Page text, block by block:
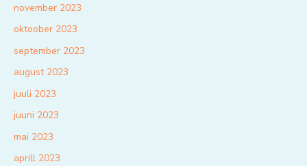
november 2023
oktoober 2023
september 2023
august 2023
juuli 2023
juuni 2023
mai 2023
aprill 2023